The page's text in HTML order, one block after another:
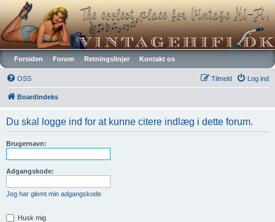
Vintagehifi.dk
Forsiden Forum Retningslinjer Kontakt os
OSS Log ind
Tilmeld
Boardindeks
Du skal logge ind for at kunne citere indlæg i dette forum.
Brugernavn:
Adgangskode:
Jeg har glemt min adgangskode
Husk mig